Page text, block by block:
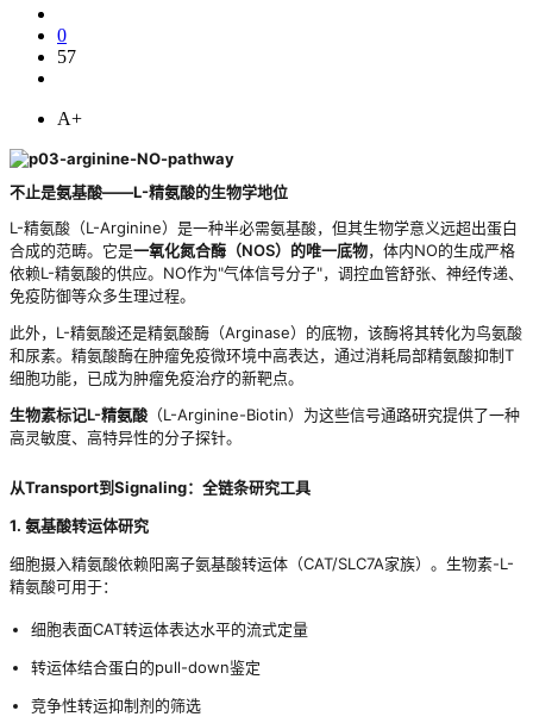
0
57
A+
不止是氨基酸——L-精氨酸的生物学地位
L-精氨酸（L-Arginine）是一种半必需氨基酸，但其生物学意义远超出蛋白
合成的范畴。它是一氧化氮合酶（NOS）的唯一底物，体内NO的生成严格
依赖L-精氨酸的供应。NO作为"气体信号分子"，调控血管舒张、神经传递、
免疫防御等众多生理过程。
此外，L-精氨酸还是精氨酸酶（Arginase）的底物，该酶将其转化为鸟氨酸
和尿素。精氨酸酶在肿瘤免疫微环境中高表达，通过消耗局部精氨酸抑制T
细胞功能，已成为肿瘤免疫治疗的新靶点。
生物素标记L-精氨酸 （L-Arginine-Biotin）为这些信号通路研究提供了一种
高灵敏度、高特异性的分子探针。
从Transport到Signaling：全链条研究工具
1. 氨基酸转运体研究
细胞摄入精氨酸依赖阳离子氨基酸转运体（CAT/SLC7A家族）。生物素-L-
精氨酸可用于：
细胞表面CAT转运体表达水平的流式定量
转运体结合蛋白的pull-down鉴定
竞争性转运抑制剂的筛选